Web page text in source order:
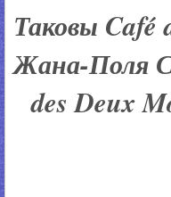
Таковы
Жана-Поля
des Deux